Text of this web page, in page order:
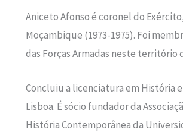
Aniceto Afonso é coronel do
Moçambique (1973-1975). Foi
das Forças Armadas neste territó­rio
Concluiu a licenciatura em História
Lisboa. É sócio fundador da
História Contemporânea da